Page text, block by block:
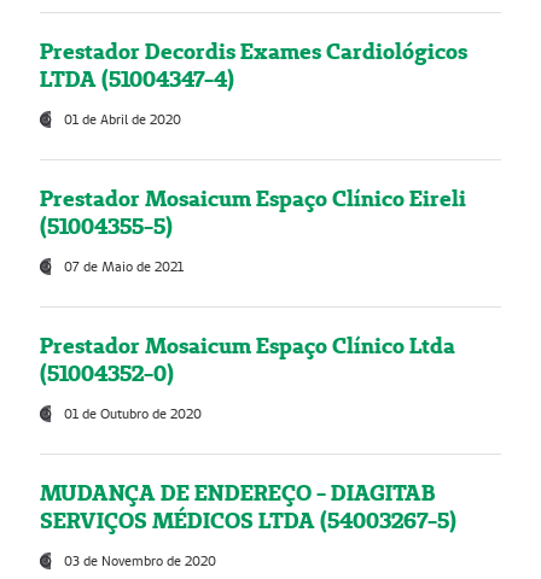
Prestador Decordis Exames Cardiológicos
LTDA (51004347-4)
01 de Abril de 2020
Prestador Mosaicum Espaço Clínico Eireli
(51004355-5)
07 de Maio de 2021
Prestador Mosaicum Espaço Clínico Ltda
(51004352-0)
01 de Outubro de 2020
MUDANÇA DE ENDEREÇO - DIAGITAB
SERVIÇOS MÉDICOS LTDA (54003267-5)
03 de Novembro de 2020